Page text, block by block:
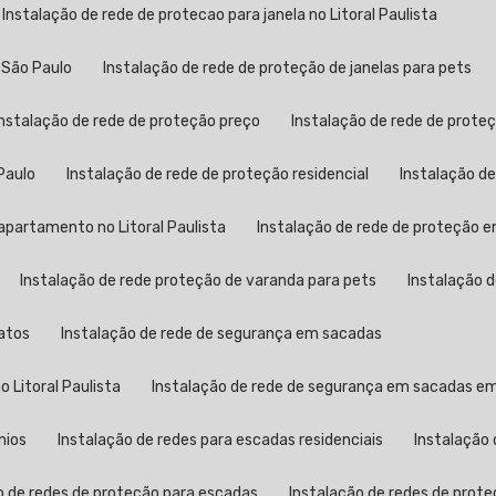
Instalação de rede de protecao para janela no Litoral Paulista
Paulo Instalação de rede de proteção de janelas para pets
de rede de proteção preço Instalação de rede de
Instalação de rede de proteção residencial Instalação
no Litoral Paulista Instalação de rede de proteção
Instalação de rede proteção de varanda para pets Instalação
Instalação de rede de segurança em sacadas
Litoral Paulista Instalação de rede de segurança em sacadas
Instalação de redes para escadas residenciais Instalação